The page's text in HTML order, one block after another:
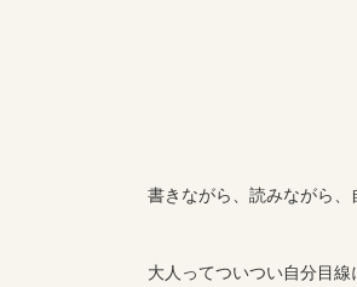
書きながら、読みながら、
大人ってついつい自分目